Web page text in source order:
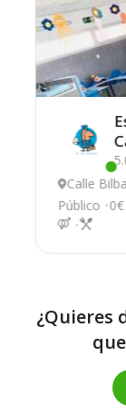
Este
Calle
Público
¿Quieres